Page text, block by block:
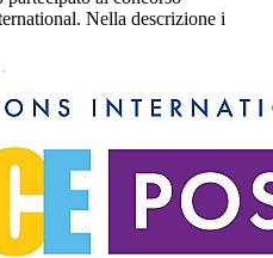
Nella descrizione i